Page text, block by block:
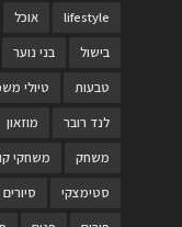
lifestyle אוכל
בישול
בני נוער
טבעות
טיולי
לנד רובר
מוזאון
משחק
משחקי
סטימצקי
סיורים